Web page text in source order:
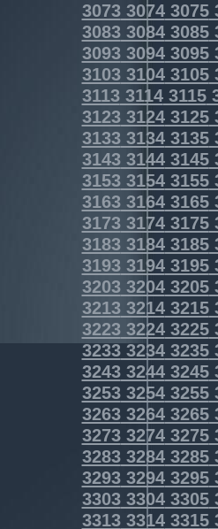
307330743075
308330843085
309330943095
310331043105
311331143115
312331243125
313331343135
314331443145
315331543155
316331643165
317331743175
318331843185
319331943195
320332043205
321332143215
322332243225
323332343235
324332443245
325332543255
326332643265
327332743275
328332843285
329332943295
330333043305
331333143315